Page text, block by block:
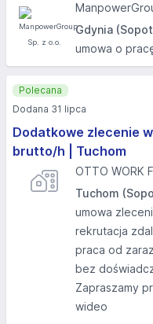
Gdynia
umowa o
Dodatkowe zlecenie
brutto/h | Tuchom
OTTO WORK
Tuchom
umowa
rekrutacja
praca od zaraz
bez
Zapraszamy
wideo
Polecana
Dodana 31 lipca